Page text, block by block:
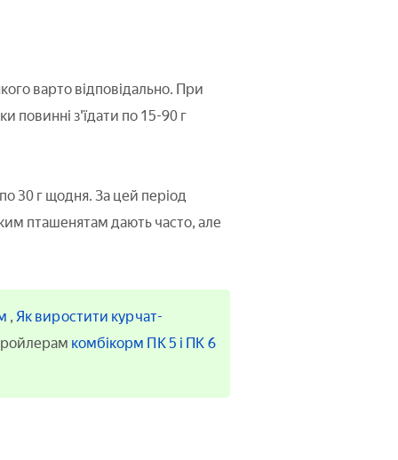
варто відповідально. При
повинні з'їдати по 15-90 г
30 г щодня. За цей період
пташенятам дають часто, але
, Як виростити курчат-
комбікорм ПК 5 і ПК 6